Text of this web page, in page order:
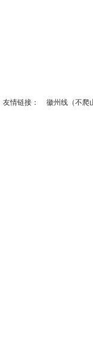
友情链接： 徽州线（不爬